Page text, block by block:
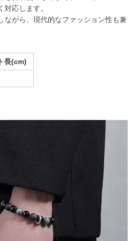
応します。
ながら、現代的なファッション性も兼
長(cm)